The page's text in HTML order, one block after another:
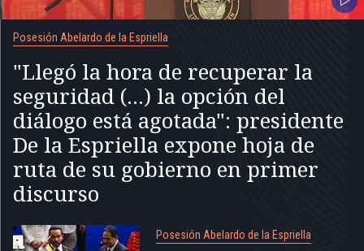
Posesión Abelardo de la Espriella
"Llegó la hora de recuperar la
seguridad (...) la opción del
diálogo está agotada": presidente
De la Espriella expone hoja de
ruta de su gobierno en primer
discurso
Posesión Abelardo de la Espriella